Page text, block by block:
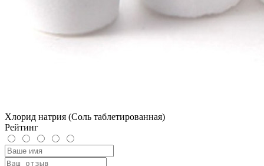
Хлорид натрия (Соль таблетированная)
Рейтинг